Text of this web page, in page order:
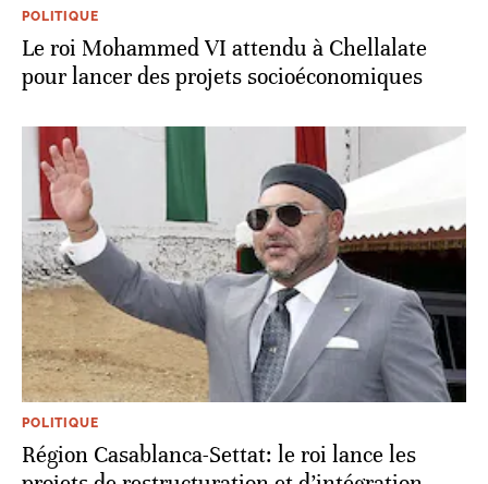
POLITIQUE
Le roi Mohammed VI attendu à Chellalate
pour lancer des projets socioéconomiques
POLITIQUE
Région Casablanca-Settat: le roi lance les